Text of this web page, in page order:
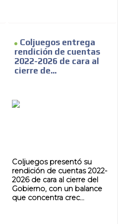
Coljuegos entrega
rendición de cuentas
2022-2026 de cara al
cierre de...
Coljuegos presentó su
rendición de cuentas 2022-
2026 de cara al cierre del
Gobierno, con un balance
que concentra crec...